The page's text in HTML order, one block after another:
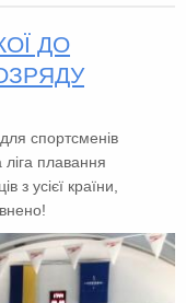
ДО
спортсменів
плавання
з усієї країни,